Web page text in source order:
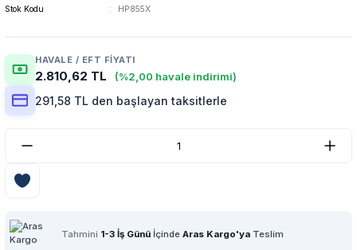
Stok Kodu
HP855X
HAVALE / EFT FIYATI
2.810,62 TL (%2,00 havale indirimi)
291,58 TL den başlayan taksitlerle
Tahmini 1-3 İş Günü İçinde Aras Kargo'ya Teslim